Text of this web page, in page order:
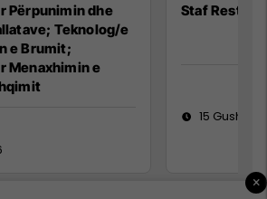
Përpunimin dhe
Teknolog/e
e Brumit;
Menaxhimin e
Staf
15 Gusht
×